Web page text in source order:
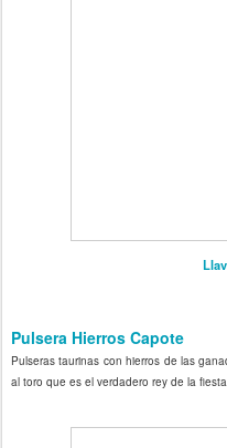
Pulsera Hierros Capote
Pulseras taurinas con hierros de las
al toro que es el verdadero rey de la